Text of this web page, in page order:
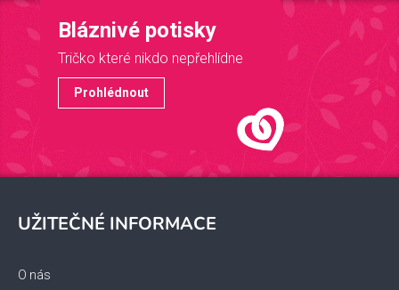
Bláznivé potisky
Tričko které nikdo nepřehlídne
Prohlédnout
UŽITEČNÉ INFORMACE
O nás